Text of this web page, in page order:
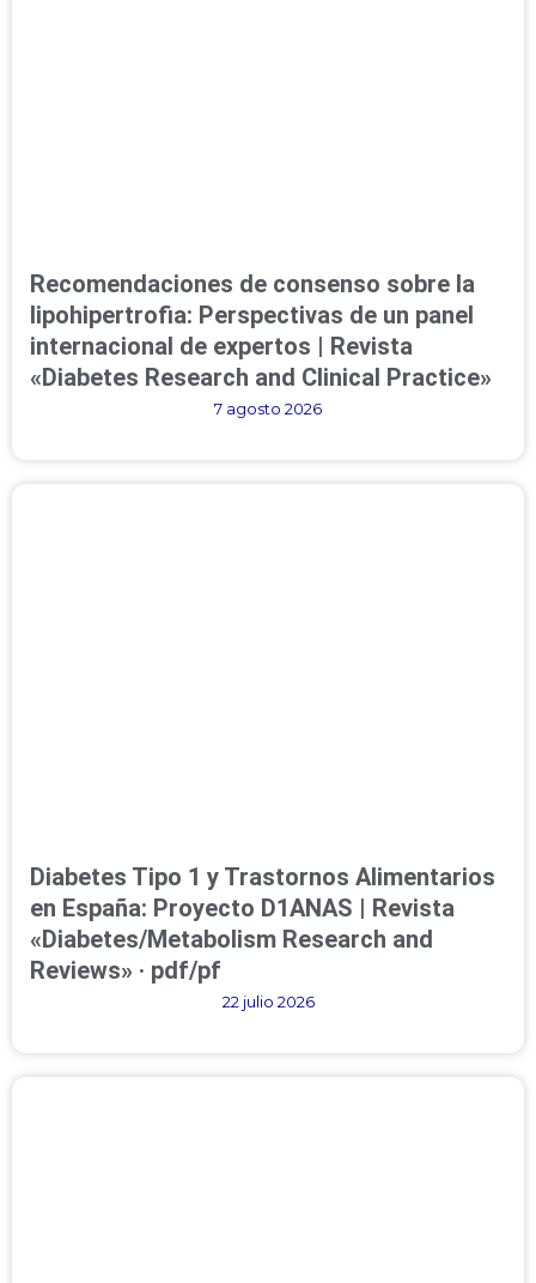
Recomendaciones de consenso sobre la
lipohipertrofia: Perspectivas de un panel
internacional de expertos | Revista
«Diabetes Research and Clinical Practice»
7 agosto 2026
Diabetes Tipo 1 y Trastornos Alimentarios
en España: Proyecto D1ANAS | Revista
«Diabetes/Metabolism Research and
Reviews» · pdf/pf
22 julio 2026